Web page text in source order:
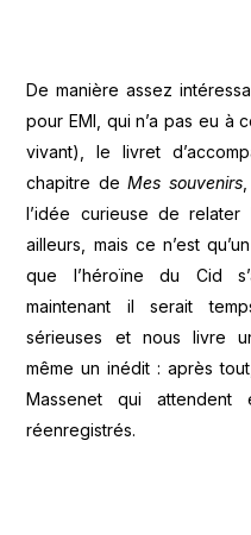
De manière assez
pour EMI, qui n’a pas eu à
vivant), le livret
chapitre deMes souvenirs,
l’idée curieuse de relater
ailleurs, mais ce n’est
que l’héroïne du Cid
maintenant il serait
sérieuses et nous livre
même un inédit : après
Massenet qui attendent
réenregistrés.